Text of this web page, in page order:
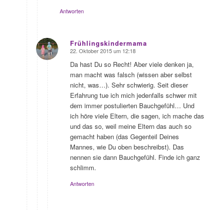
Antworten
Frühlingskindermama
sagte:
22. Oktober 2015 um 12:18
Da hast Du so Recht! Aber viele denken ja,
man macht was falsch (wissen aber selbst
nicht, was…). Sehr schwierig. Seit dieser
Erfahrung tue ich mich jedenfalls schwer mit
dem immer postulierten Bauchgefühl… Und
ich höre viele Eltern, die sagen, ich mache das
und das so, weil meine Eltern das auch so
gemacht haben (das Gegenteil Deines
Mannes, wie Du oben beschreibst). Das
nennen sie dann Bauchgefühl. Finde ich ganz
schlimm.
Antworten